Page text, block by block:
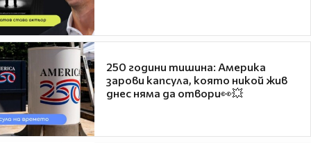
250 години тишина: Америка
зарови капсула, която никой жив
днес няма да отвори👀💥